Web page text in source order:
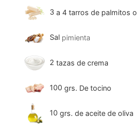
3 a 4 tarros de palmitos
Sal pimienta
2 tazas de crema
100 grs. De tocino
10 grs. de aceite de oliva